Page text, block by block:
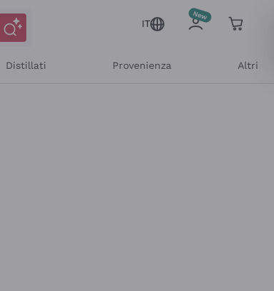
IT
Distillati Provenienza Altri